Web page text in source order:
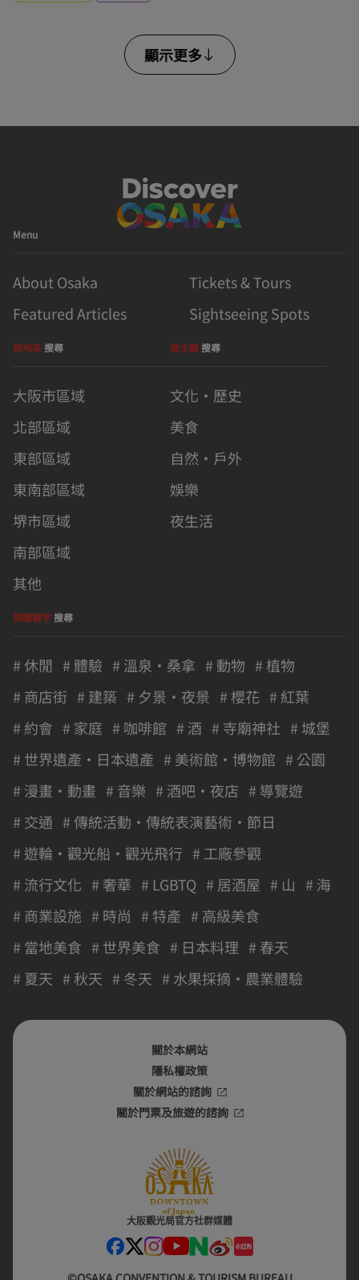
顯示更多
Menu
About Osaka
Tickets & Tours
Featured Articles
Sightseeing Spots
按地區搜尋
大阪市區域
北部區域
東部區域
東南部區域
堺市區域
南部區域
其他
按主題搜尋
文化・歷史
美食
自然・戶外
娛樂
夜生活
按關鍵字搜尋
# 休閒 # 體驗 # 溫泉・桑拿 # 動物 # 植物
# 商店街 # 建築 # 夕景・夜景 # 櫻花 # 紅葉
# 約會 # 家庭 # 咖啡館 # 酒 # 寺廟神社 # 城堡
# 世界遺產・日本遺產 # 美術館・博物館 # 公園
# 漫畫・動畫 # 音樂 # 酒吧・夜店 # 導覽遊
# 交通 # 傳統活動・傳統表演藝術・節日
# 遊輪・觀光船・觀光飛行 # 工廠參觀
# 流行文化 # 奢華 # LGBTQ # 居酒屋 # 山 # 海
# 商業設施 # 時尚 # 特產 # 高級美食
# 當地美食 # 世界美食 # 日本料理 # 春天
# 夏天 # 秋天 # 冬天 # 水果採摘・農業體驗
關於本網站
隱私權政策
關於網站的諮詢
關於門票及旅遊的諮詢
大阪觀光局官方社群媒體